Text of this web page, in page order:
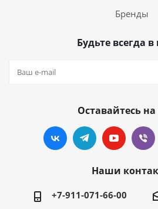
Бренды
Будьте всегда в
Оставайтесь на
Наши
+7-911-071-66-00